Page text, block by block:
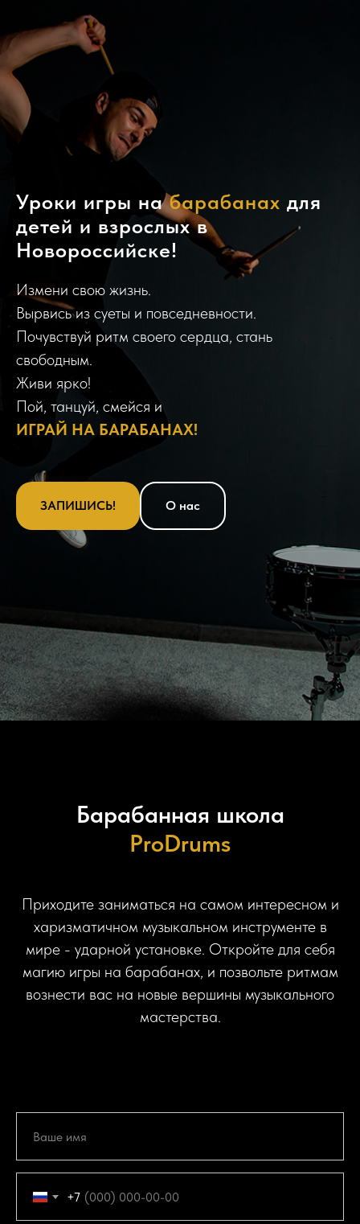
Уроки игры набарабанах для
детей и взрослых в
Новороссийске!
Измени свою жизнь.
Вырвись из суеты и повседневности.
Почувствуй ритм своего сердца, стань
свободным.
Живи ярко!
Пой, танцуй, смейся и
ИГРАЙ НА БАРАБАНАХ!
ЗАПИШИСЬ! О нас
Барабанная школа
ProDrums
Приходите заниматься на самом интересном и
харизматичном музыкальном инструменте в
мире - ударной установке. Откройте для себя
магию игры на барабанах, и позвольте ритмам
вознести вас на новые вершины музыкального
мастерства.
+7